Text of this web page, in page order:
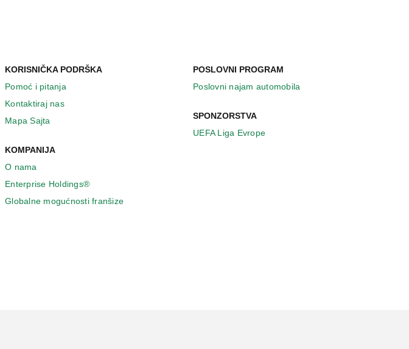
KORISNIČKA PODRŠKA
Pomoć i pitanja
Kontaktiraj nas
Mapa Sajta
KOMPANIJA
O nama
Enterprise Holdings®
Globalne mogućnosti franšize
POSLOVNI PROGRAM
Poslovni najam automobila
SPONZORSTVA
UEFA Liga Evrope